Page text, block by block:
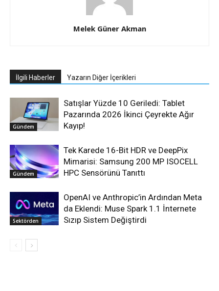
Melek Güner Akman
İlgili Haberler Yazarın Diğer İçerikleri
Gündem
Satışlar Yüzde 10 Geriledi: Tablet
Pazarında 2026 İkinci Çeyrekte Ağır
Kayıp!
Gündem
Tek Karede 16-Bit HDR ve DeepPix
Mimarisi: Samsung 200 MP ISOCELL
HPC Sensörünü Tanıttı
Sektörden
OpenAI ve Anthropic’in Ardından Meta
da Eklendi: Muse Spark 1.1 İnternete
Sızıp Sistem Değiştirdi